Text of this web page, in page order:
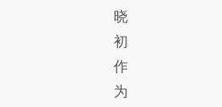
晓
初
作
为